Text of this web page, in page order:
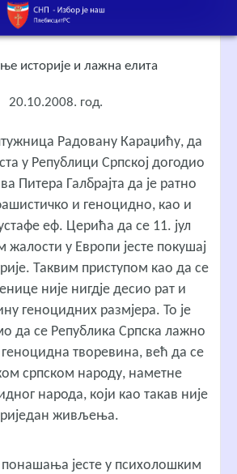
историје и лажна елита
20.10.2008. год.
Радовану Караџићу, да
у Републици Српској догодио
Питера Галбрајта да је ратно
и геноцидно, као и
еф. Церића да се 11. јул
жалости у Европи јесте покушај
Таквим приступом као да се
није нигдје десио рат и
геноцидних размјера. То је
да се Република Српска лажно
творевина, већ да се
српском народу, наметне
народа, који као такав није
живљења.
понашања јесте у психолошким